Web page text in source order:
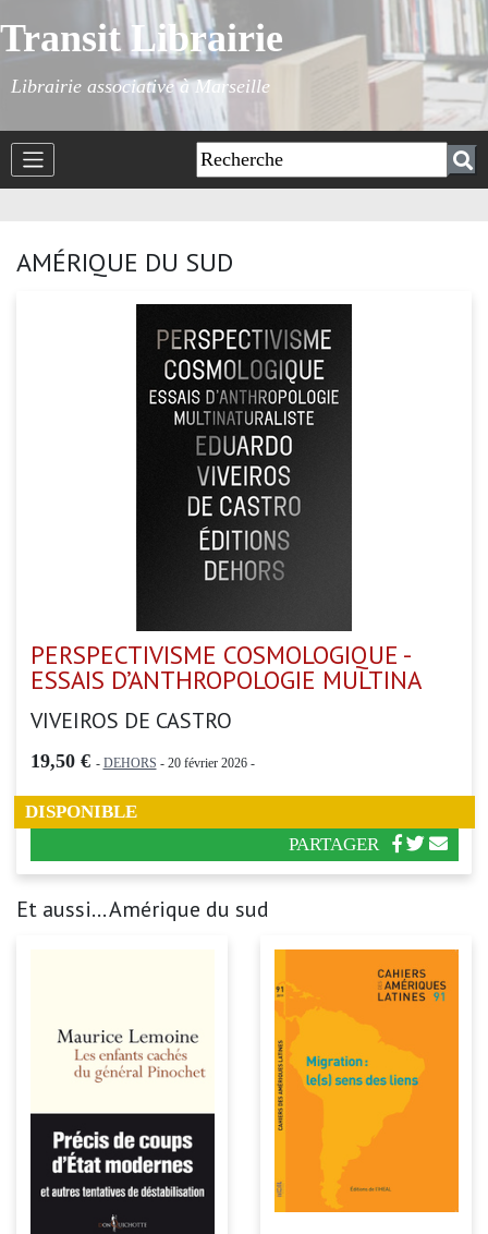
Transit Librairie
Librairie associative à Marseille
AMÉRIQUE DU SUD
PERSPECTIVISME COSMOLOGIQUE -
ESSAIS D’ANTHROPOLOGIE MULTINA
VIVEIROS DE CASTRO
19,50 € - DEHORS - 20 février 2026 -
DISPONIBLE
PARTAGER
Et aussi... Amérique du sud